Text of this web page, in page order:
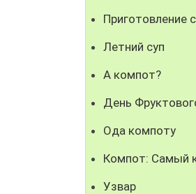
Приготовление
Летний суп
А компот?
День
Ода компоту
Компот: Самый
Узвар